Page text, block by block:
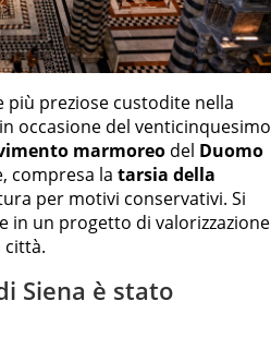
più preziose custodite nella
occasione del venticinquesimo
marmoreo del Duomo
compresa la tarsia della
per motivi conservativi. Si
in un progetto di valorizzazione
città.
Siena è stato